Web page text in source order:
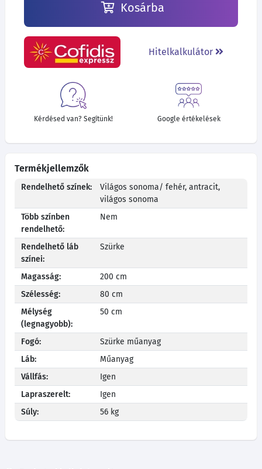
Kosárba
Hitelkalkulátor
Kérdésed van? Segítünk! Google értékelések
Termékjellemzők
Rendelhető színek:
Világos sonoma/ fehér, antracit,
világos sonoma
Több színben
rendelhető:
Nem
Rendelhető láb
színei:
Szürke
Magasság:
200 cm
Szélesség:
80 cm
Mélység
(legnagyobb):
50 cm
Fogó:
Szürke műanyag
Láb:
Műanyag
Vállfás:
Igen
Lapraszerelt:
Igen
Súly:
56 kg